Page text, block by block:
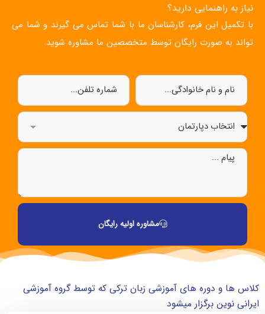
نیاز به راهنمایی دارید؟
با تکمیل این فرم، کارشناسان ما با شما تماس می گیرند و شما می
تواند به صورت رایگان توسط متخصصین ما مشاوره شوید.
مشاوره اولیه رایگان
کلاس ها و دوره های آموزشی زبان ترکی که توسط گروه آموزشی
ایرانی نوین برگزار میشود